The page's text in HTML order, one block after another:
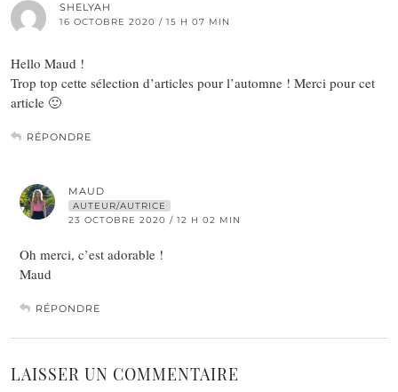
SHELYAH
16 OCTOBRE 2020 / 15 H 07 MIN
Hello Maud !
Trop top cette sélection d’articles pour l’automne ! Merci pour cet
article 🙂
RÉPONDRE
MAUD
AUTEUR/AUTRICE
23 OCTOBRE 2020 / 12 H 02 MIN
Oh merci, c’est adorable !
Maud
RÉPONDRE
LAISSER UN COMMENTAIRE